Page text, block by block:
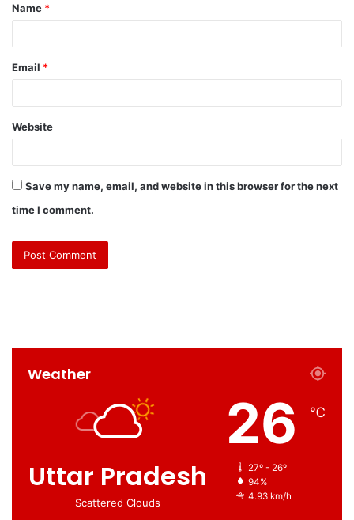
*
Name *
Email *
Website
Save my name, email, and website in this browser for the next
time I comment.
Weather
Uttar Pradesh
Scattered Clouds
26 ℃
27º - 26º
94%
4.93 km/h